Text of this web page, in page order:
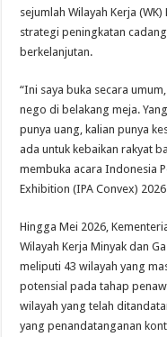
sejumlah Wilayah Kerja
strategi peningkatan
berkelanjutan.
“Ini saya buka secara
nego di belakang meja.
punya uang, kalian punya
ada untuk kebaikan rakyat
membuka acara Indonesia
Exhibition (IPA Convex)
Hingga Mei 2026,
Wilayah Kerja Minyak dan
meliputi 43 wilayah yang
potensial pada tahap
wilayah yang telah
yang penandatanganan